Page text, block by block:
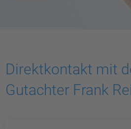
Direktkontakt mit
Gutachter Frank